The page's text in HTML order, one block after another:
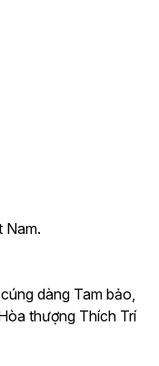
Nam.
dàng Tam bảo,
thượng Thích Trí